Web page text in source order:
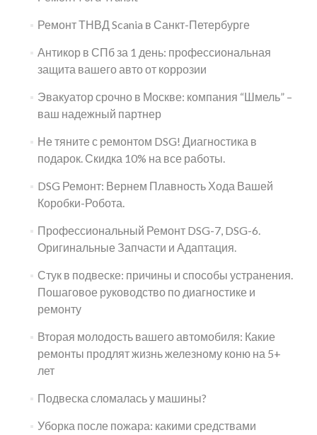
Ремонт ТНВД Scania в Санкт-Петербурге
Антикор в СПб за 1 день: профессиональная
защита вашего авто от коррозии
Эвакуатор срочно в Москве: компания “Шмель” –
ваш надежный партнер
Не тяните с ремонтом DSG! Диагностика в
подарок. Скидка 10% на все работы.
DSG Ремонт: Вернем Плавность Хода Вашей
Коробки-Робота.
Профессиональный Ремонт DSG-7, DSG-6.
Оригинальные Запчасти и Адаптация.
Стук в подвеске: причины и способы устранения.
Пошаговое руководство по диагностике и
ремонту
Вторая молодость вашего автомобиля: Какие
ремонты продлят жизнь железному коню на 5+
лет
Подвеска сломалась у машины?
Уборка после пожара: какими средствами